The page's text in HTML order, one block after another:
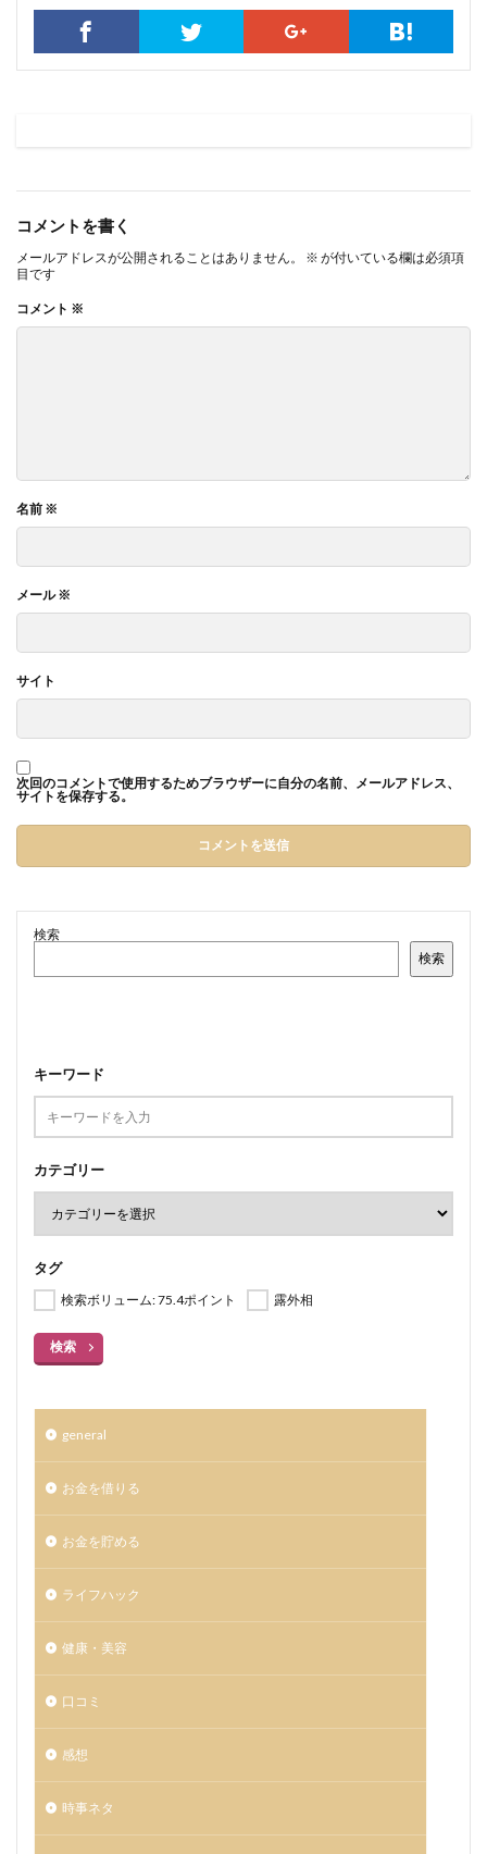
コメントを書く
メールアドレスが公開されることはありません。 ※ が付いている欄は必須項
目です
コメント ※
名前 ※
メール※
サイト
次回のコメントで使用するためブラウザーに自分の名前、メールアドレス、
サイトを保存する。
検索
検索
キーワード
カテゴリー
タグ
検索ボリューム: 75.4ポイント 露外相
検索
general
お金を借りる
お金を貯める
ライフハック
健康・美容
口コミ
感想
時事ネタ